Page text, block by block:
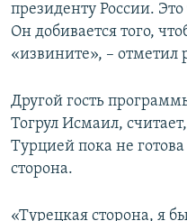
президенту России.
Он добивается того,
«извините», – отметил
Другой гость
Тогрул Исмаил,
Турцией пока не
сторона.
«Турецкая сторона, я